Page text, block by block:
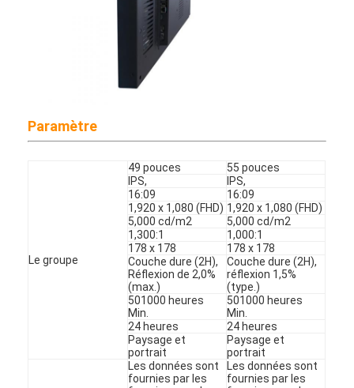
Affiche extérieure de Digital
Panneau étiré d'affichage à cristaux liquides
Paramètre
Le groupe
49 pouces
55 pouces
IPS,
IPS,
16:09
16:09
1,920 x 1,080 (FHD) 1,920 x 1,080 (FHD)
5,000 cd/m2
5,000 cd/m2
1,300:1
1,000:1
178 x 178
178 x 178
Couche dure (2H),
Réflexion de 2,0%
(max.)
Couche dure (2H),
réflexion 1,5%
(type.)
501000 heures
Min.
501000 heures
Min.
24 heures
24 heures
Paysage et
portrait
Paysage et
portrait
Les données sont
fournies par les
Les données sont
fournies par les